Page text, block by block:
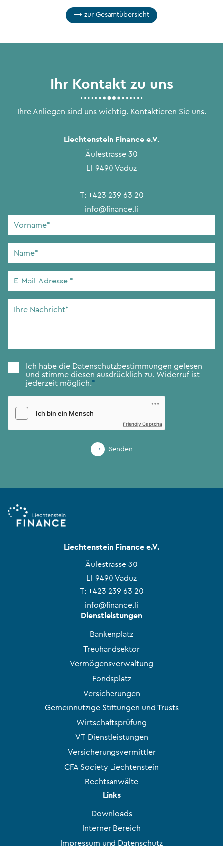
zur Gesamtübersicht
Ihr Kontakt zu uns
Ihre Anliegen sind uns wichtig. Kontaktieren Sie uns.
Liechtenstein Finance e.V.
Äulestrasse 30
LI-9490 Vaduz
T: +423 239 63 20
info@finance.li
Vorname
Name
E-
Adresse*
Ihre
Zustimmung*
Ich habe die Datenschutzbestimmungen gelesen
und stimme diesen ausdrücklich zu. Widerruf ist
jederzeit möglich.*
Friendly Captcha
Senden
Liechtenstein Finance e.V.
Äulestrasse 30
LI-9490 Vaduz
T: +423 239 63 20
info@finance.li
Dienstleistungen
Bankenplatz
Treuhandsektor
Vermögensverwaltung
Fondsplatz
Versicherungen
Gemeinnützige Stiftungen und Trusts
Wirtschaftsprüfung
VT-Dienstleistungen
Versicherungsvermittler
CFA Society Liechtenstein
Rechtsanwälte
Links
Downloads
Interner Bereich
Impressum und Datenschutz